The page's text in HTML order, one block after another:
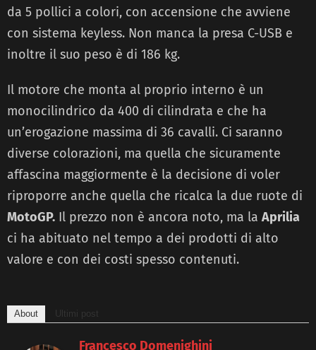
da 5 pollici a colori, con accensione che avviene
con sistema keyless. Non manca la presa C-USB e
inoltre il suo peso è di 186 kg.
Il motore che monta al proprio interno è un
monocilindrico da 400 di cilindrata e che ha
un’erogazione massima di 36 cavalli. Ci saranno
diverse colorazioni, ma quella che sicuramente
affascina maggiormente è la decisione di voler
riproporre anche quella che ricalca la due ruote di
MotoGP. Il prezzo non è ancora noto, ma la Aprilia
ci ha abituato nel tempo a dei prodotti di alto
valore e con dei costi spesso contenuti.
About Ultimi post
Francesco Domenighini